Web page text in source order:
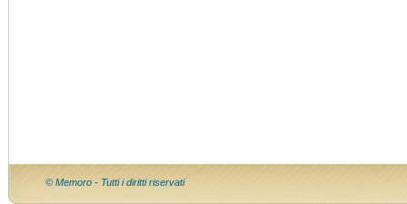
© Memoro - Tutti i diritti riservati